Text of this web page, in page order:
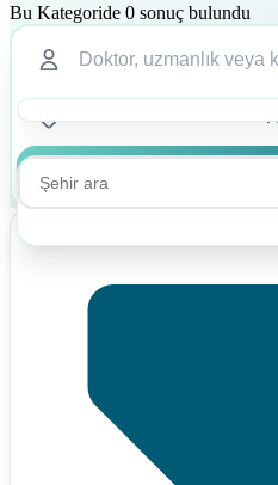
Bu Kategoride 0 sonuç bulundu